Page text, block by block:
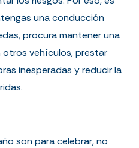
unaconducción
procura mantener una
vehículos, prestar
inesperadas y reducir la
son para celebrar, no